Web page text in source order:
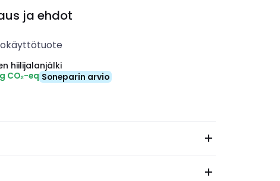
ja ehdot
hiilijalanjälki
CO₂-eq Soneparin arvio